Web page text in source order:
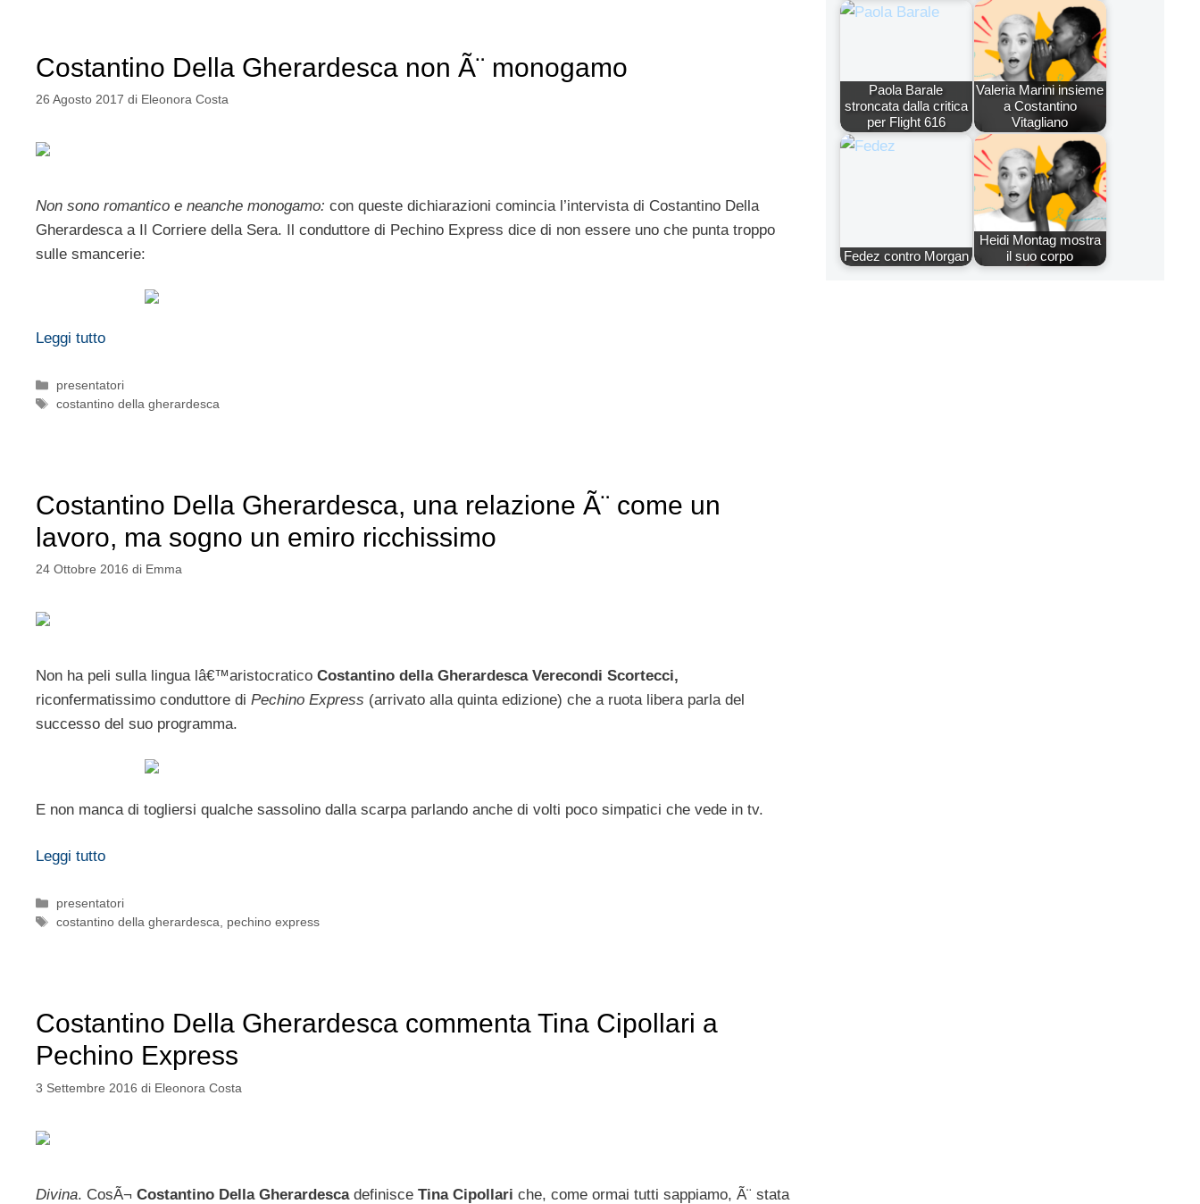
Costantino Della Gherardesca non Ã¨ monogamo
26 Agosto 2017 di Eleonora Costa
Non sono romantico e neanche monogamo: con queste dichiarazioni comincia l’intervista di Costantino Della
Gherardesca a Il Corriere della Sera. Il conduttore di Pechino Express dice di non essere uno che punta troppo
sulle smancerie:
Leggi tutto
Categorie
presentatori
Tag
costantino della gherardesca
Costantino Della Gherardesca, una relazione Ã¨ come un
lavoro, ma sogno un emiro ricchissimo
24 Ottobre 2016 di Emma
Non ha peli sulla lingua lâ€™aristocratico Costantino della Gherardesca Verecondi Scortecci,
riconfermatissimo conduttore di Pechino Express (arrivato alla quinta edizione) che a ruota libera parla del
successo del suo programma.
E non manca di togliersi qualche sassolino dalla scarpa parlando anche di volti poco simpatici che vede in tv.
Leggi tutto
Categorie
presentatori
Tag
costantino della gherardesca, pechino express
Costantino Della Gherardesca commenta Tina Cipollari a
Pechino Express
3 Settembre 2016 di Eleonora Costa
Divina. CosÃ¬ Costantino Della Gherardescadefinisce Tina Cipollari che, come ormai tutti sappiamo, Ã¨ stata
Paola Barale
stroncata dalla critica
per Flight 616
Valeria Marini insieme
a Costantino
Vitagliano
Fedez contro Morgan
Heidi Montag mostra
il suo corpo